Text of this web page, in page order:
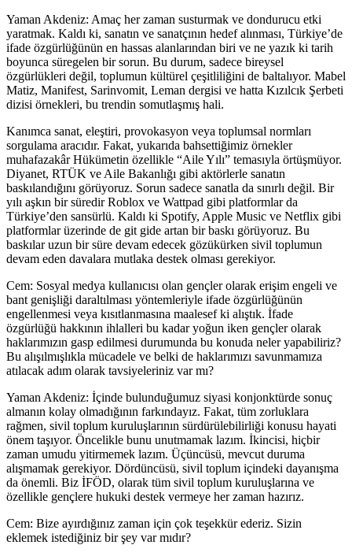
Yaman Akdeniz: Amaç her zaman susturmak ve dondurucu etki
yaratmak. Kaldı ki, sanatın ve sanatçının hedef alınması, Türkiye’de
ifade özgürlüğünün en hassas alanlarından biri ve ne yazık ki tarih
boyunca süregelen bir sorun. Bu durum, sadece bireysel
özgürlükleri değil, toplumun kültürel çeşitliliğini de baltalıyor. Mabel
Matiz, Manifest, Sarinvomit, Leman dergisi ve hatta Kızılcık Şerbeti
dizisi örnekleri, bu trendin somutlaşmış hali.
Kanımca sanat, eleştiri, provokasyon veya toplumsal normları
sorgulama aracıdır. Fakat, yukarıda bahsettiğimiz örnekler
muhafazakâr Hükümetin özellikle “Aile Yılı” temasıyla örtüşmüyor.
Diyanet, RTÜK ve Aile Bakanlığı gibi aktörlerle sanatın
baskılandığını görüyoruz. Sorun sadece sanatla da sınırlı değil. Bir
yılı aşkın bir süredir Roblox ve Wattpad gibi platformlar da
Türkiye’den sansürlü. Kaldı ki Spotify, Apple Music ve Netflix gibi
platformlar üzerinde de git gide artan bir baskı görüyoruz. Bu
baskılar uzun bir süre devam edecek gözükürken sivil toplumun
devam eden davalara mutlaka destek olması gerekiyor.
Cem: Sosyal medya kullanıcısı olan gençler olarak erişim engeli ve
bant genişliği daraltılması yöntemleriyle ifade özgürlüğünün
engellenmesi veya kısıtlanmasına maalesef ki alıştık. İfade
özgürlüğü hakkının ihlalleri bu kadar yoğun iken gençler olarak
haklarımızın gasp edilmesi durumunda bu konuda neler yapabiliriz?
Bu alışılmışlıkla mücadele ve belki de haklarımızı savunmamıza
atılacak adım olarak tavsiyeleriniz var mı?
Yaman Akdeniz: İçinde bulunduğumuz siyasi konjonktürde sonuç
almanın kolay olmadığının farkındayız. Fakat, tüm zorluklara
rağmen, sivil toplum kuruluşlarının sürdürülebilirliği konusu hayati
önem taşıyor. Öncelikle bunu unutmamak lazım. İkincisi, hiçbir
zaman umudu yitirmemek lazım. Üçüncüsü, mevcut duruma
alışmamak gerekiyor. Dördüncüsü, sivil toplum içindeki dayanışma
da önemli. Biz İFÖD, olarak tüm sivil toplum kuruluşlarına ve
özellikle gençlere hukuki destek vermeye her zaman hazırız.
Cem: Bize ayırdığınız zaman için çok teşekkür ederiz. Sizin
eklemek istediğiniz bir şey var mıdır?